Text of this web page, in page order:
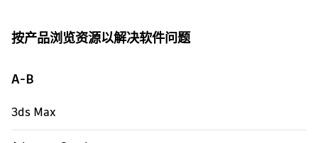
按产品浏览资源以解决软件问题
A-B
3ds Max